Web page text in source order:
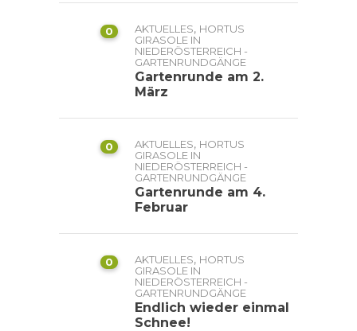
0 AKTUELLES, HORTUS
GIRASOLE IN
NIEDERÖSTERREICH -
GARTENRUNDGÄNGE
Gartenrunde am 2.
März
0 AKTUELLES, HORTUS
GIRASOLE IN
NIEDERÖSTERREICH -
GARTENRUNDGÄNGE
Gartenrunde am 4.
Februar
0 AKTUELLES, HORTUS
GIRASOLE IN
NIEDERÖSTERREICH -
GARTENRUNDGÄNGE
Endlich wieder einmal
Schnee!